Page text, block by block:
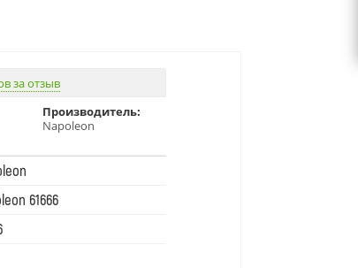
за отзыв
Производитель:
Napoleon
61666